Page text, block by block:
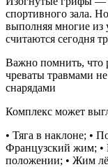
спортивного зала.
выполняя многие
считаются сегодня
Важно помнить, что
чреваты травмами
снарядами
Комплекс может
• Тяга в наклоне; •
Французский жим; •
положении; • Жим